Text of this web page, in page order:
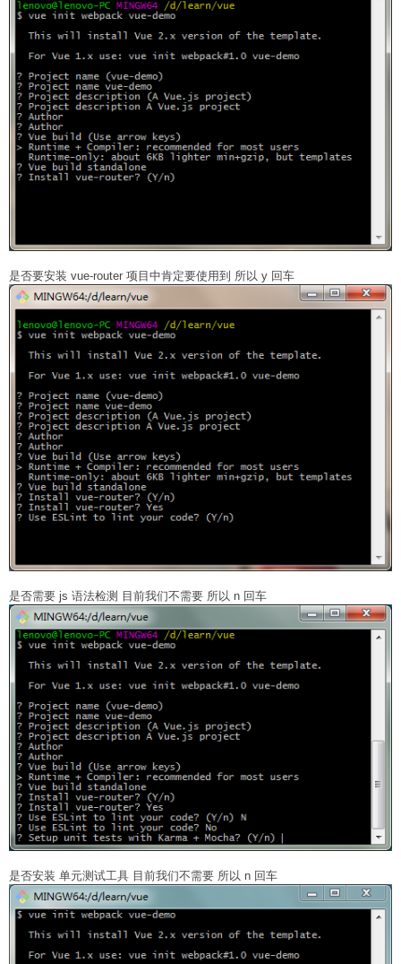
是否要安装 vue-router 项目中肯定要使用到 所以 y 回车
是否需要 js 语法检测 目前我们不需要 所以 n 回车
是否安装 单元测试工具 目前我们不需要 所以 n 回车